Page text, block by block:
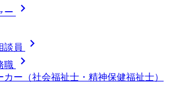
ー 
談員 
職 
カー（社会福祉士・精神保健福祉士）